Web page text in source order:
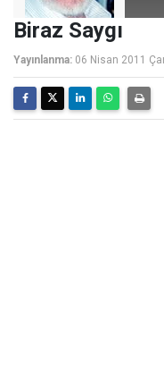
Biraz Saygı
Yayınlanma: 06 Nisan 2011